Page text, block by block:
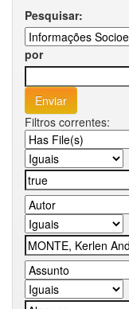
Pesquisar:
por
Filtros correntes: